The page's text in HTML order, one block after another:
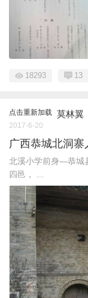
18293 13
点击重新加载 莫林翼
2017-6-20
广西恭城北洞
北溪小学前身—恭城
四邑， ...